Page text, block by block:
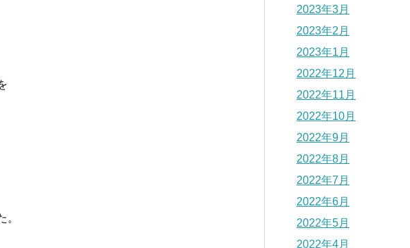
。
2023年3月
2023年2月
2023年1月
2022年12月
2022年11月
2022年10月
2022年9月
2022年8月
2022年7月
2022年6月
2022年5月
2022年4月